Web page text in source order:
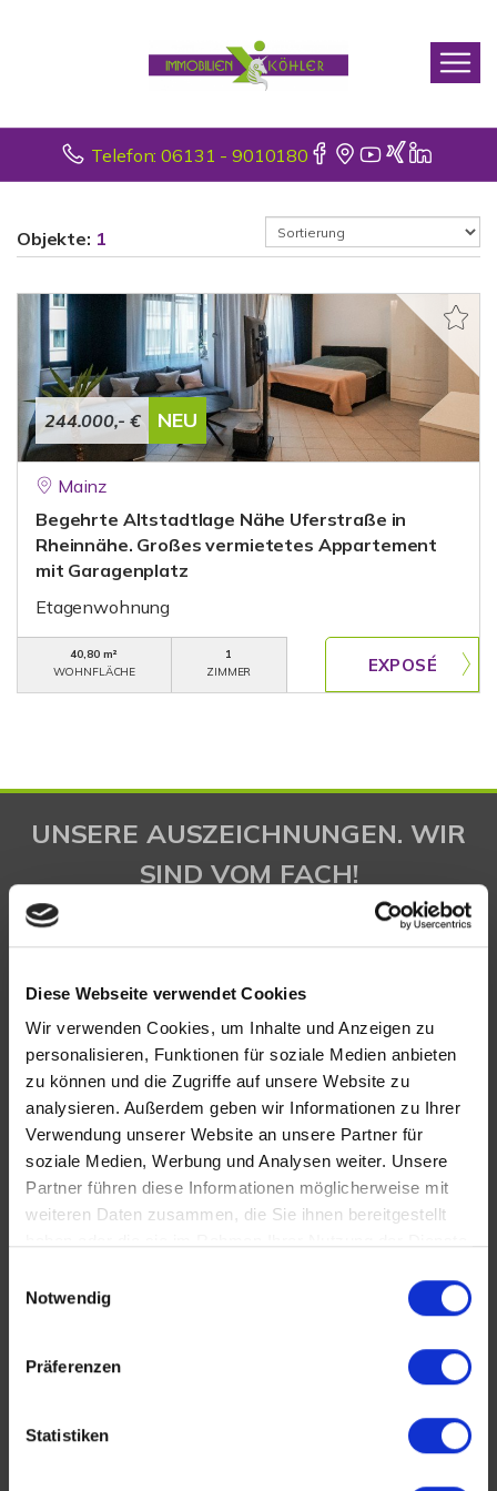
Diese Webseite verwendet Cookies
Wir verwenden Cookies, um Inhalte und Anzeigen zu
personalisieren, Funktionen für soziale Medien anbieten
zu können und die Zugriffe auf unsere Website zu
analysieren. Außerdem geben wir Informationen zu Ihrer
Verwendung unserer Website an unsere Partner für
soziale Medien, Werbung und Analysen weiter. Unsere
Partner führen diese Informationen möglicherweise mit
weiteren Daten zusammen, die Sie ihnen bereitgestellt
Notwendig
Präferenzen
Statistiken
Telefon: 06131 - 9010180
Objekte: 1
244.000,- € NEU
Mainz
Begehrte Altstadtlage Nähe Uferstraße in
Rheinnähe. Großes vermietetes Appartement
mit Garagenplatz
Etagenwohnung
40,80 m²
WOHNFLÄCHE
1
ZIMMER
UNSERE AUSZEICHNUNGEN. WIR
SIND VOM FACH!
KONTAKT
Köhler Immobilien GmbH
Bauschheimer Weg 28
Fax: +49 (0) 6131 / 9010188